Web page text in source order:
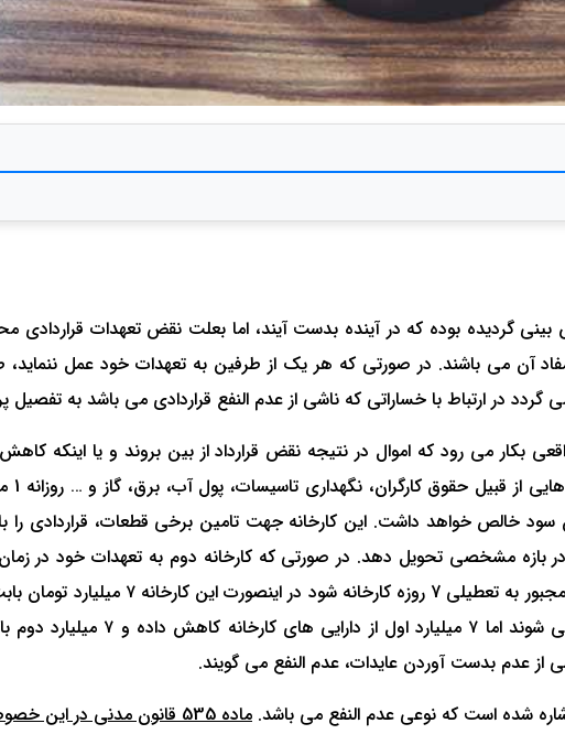
گردیده بوده که در آینده بدست آیند، اما بعلت نقض تعهدات قراردادی محقق
آن می باشند. در صورتی که هر یک از طرفین به تعهدات خود عمل ننماید،
در ارتباط با خساراتی که ناشی از عدم النفع قراردادی می باشد به تفصیل
بکار می رود که اموال در نتیجه نقض قرارداد از بین بروند و یا اینکه
هزینه ها، روزانه 1 میلیارد تومان سود خالص خواهد داشت. این کارخانه جهت تامین برخی
دهد. درست است که هر دو مبلغ
عدم بدست آوردن عایدات، عدم النفع می گویند.
ماده 535 قانون مدنی در این خصوص می گوید: